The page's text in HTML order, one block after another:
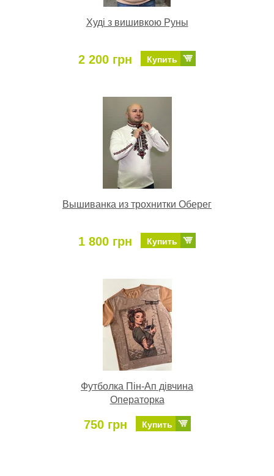
Худі з вишивкою Руны
2 200 грн Купить
Вышиванка из трохнитки Оберег
1 800 грн Купить
Футболка Пін-Ап дівчина
Операторка
750 грн Купить